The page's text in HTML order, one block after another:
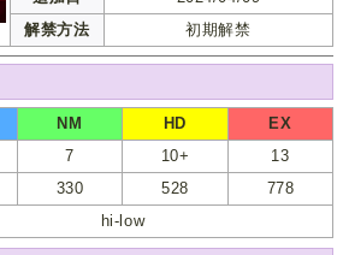
解禁方法
初期解禁
NM HD
EX
7 10+
13
330 528
778
hi-low